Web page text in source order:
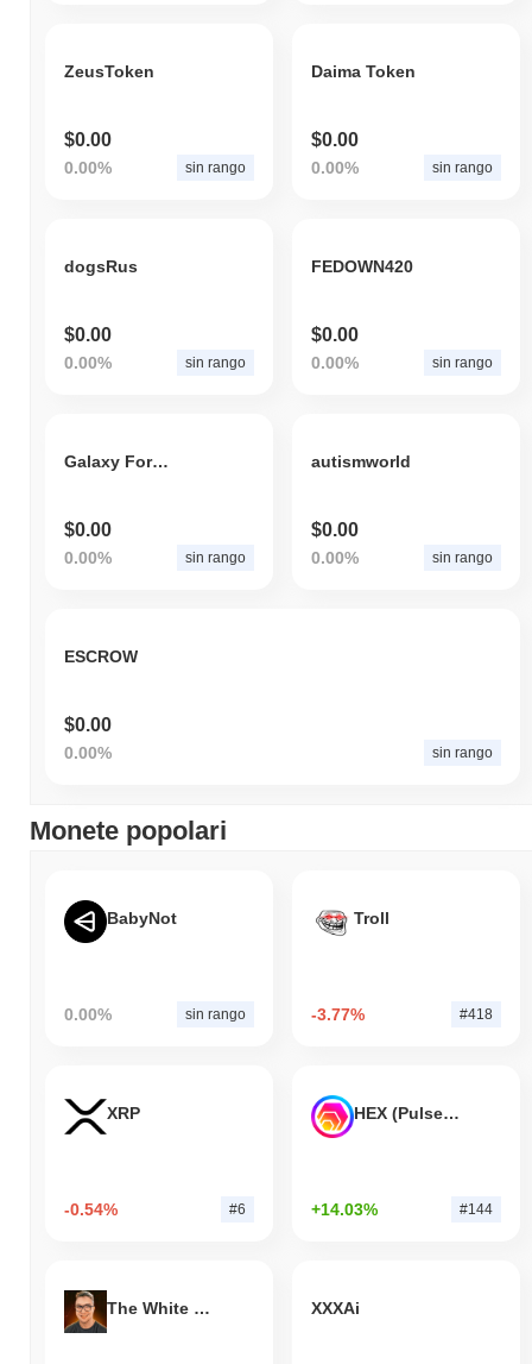
ZeusToken
$0.00
0.00% sin rango
Daima Token
$0.00
0.00% sin rango
dogsRus
$0.00
0.00% sin rango
FEDOWN420
$0.00
0.00% sin rango
Galaxy Force X
$0.00
0.00% sin rango
autismworld
$0.00
0.00% sin rango
ESCROW
$0.00
0.00% sin rango
Monete popolari
BabyNot
0.00% sin rango
Troll
-3.77% #418
XRP
-0.54% #6
HEX (Pulsechain)
+14.03% #144
The White Bull XXXAi